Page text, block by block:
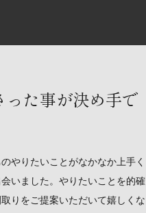
た事が決め手で
やりたいことがなかなか上手く
いました。やりたいことを的確
りをご提案いただいて嬉しくな